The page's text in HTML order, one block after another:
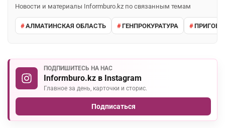
Новости и материалы Informburo.kz по связанным темам
АЛМАТИНСКАЯ ОБЛАСТЬ ГЕНПРОКУРАТУРА
ПОДПИШИТЕСЬ НА НАС
Informburo.kz в Instagram
Главное за день, карточки и сторис.
Подписаться